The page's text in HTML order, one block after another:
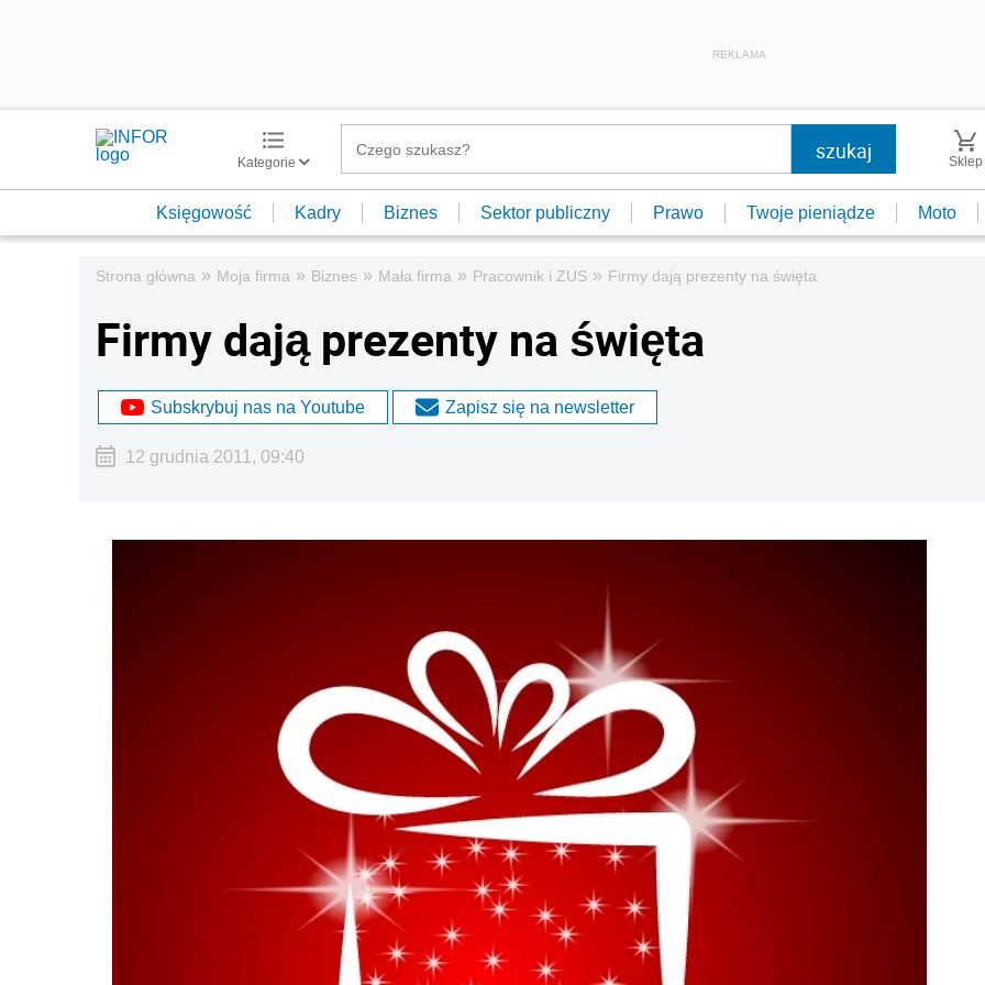
REKLAMA
Kategorie Sklep
Księgowość Kadry Biznes Sektor publiczny Prawo Twoje pieniądze Moto
Strona główna » Moja firma » Biznes » Mała firma » Pracownik i ZUS » Firmy dają prezenty na święta
Firmy dają prezenty na święta
Subskrybuj nas na Youtube Zapisz się na newsletter
12 grudnia 2011, 09:40